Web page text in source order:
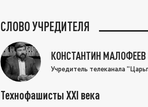
СЛОВО УЧРЕДИТЕЛЯ
КОНСТАНТИН МАЛОФЕЕВ
Учредитель телеканала
Технофашисты XXI века